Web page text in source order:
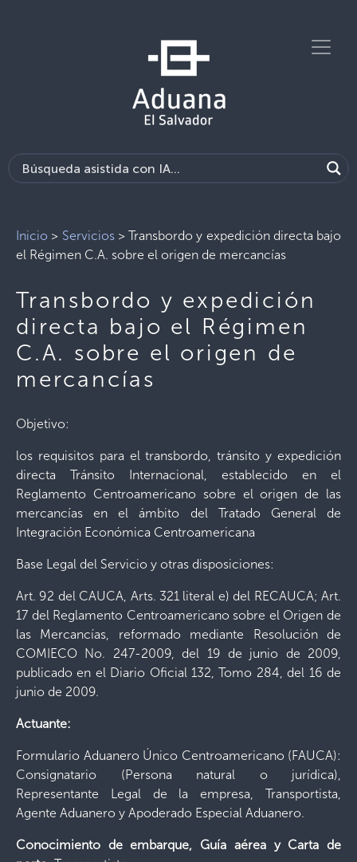
Inicio > Servicios> Transbordo y expedición directa bajo
el Régimen C.A. sobre el origen de mercancías
Transbordo y expedición
directa bajo el Régimen
C.A. sobre el origen de
mercancías
Objetivo:
los requisitos para el transbordo, tránsito y expedición
directa Tránsito Internacional, establecido en el
Reglamento Centroamericano sobre el origen de las
mercancías en el ámbito del Tratado General de
Integración Económica Centroamericana
Base Legal del Servicio y otras disposiciones:
Art. 92 del CAUCA, Arts. 321 literal e) del RECAUCA; Art.
17 del Reglamento Centroamericano sobre el Origen de
las Mercancías, reformado mediante Resolución de
COMIECO No. 247-2009, del 19 de junio de 2009,
publicado en el Diario Oficial 132, Tomo 284, del 16 de
junio de 2009.
Actuante:
Formulario Aduanero Único Centroamericano (FAUCA):
Consignatario (Persona natural o jurídica),
Representante Legal de la empresa, Transportista,
Agente Aduanero y Apoderado Especial Aduanero.
Conocimiento de embarque, Guía aérea y Carta de